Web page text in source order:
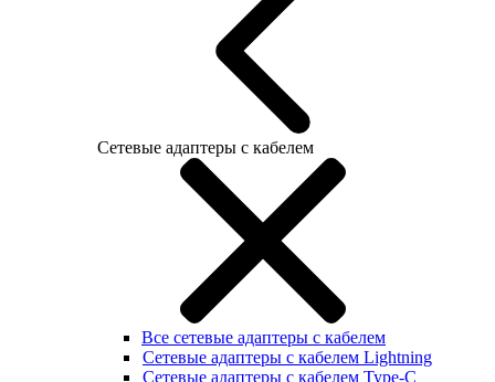
Сетевые адаптеры с кабелем
Все сетевые адаптеры с кабелем
Сетевые адаптеры с кабелем Lightning
Сетевые адаптеры с кабелем Type-C